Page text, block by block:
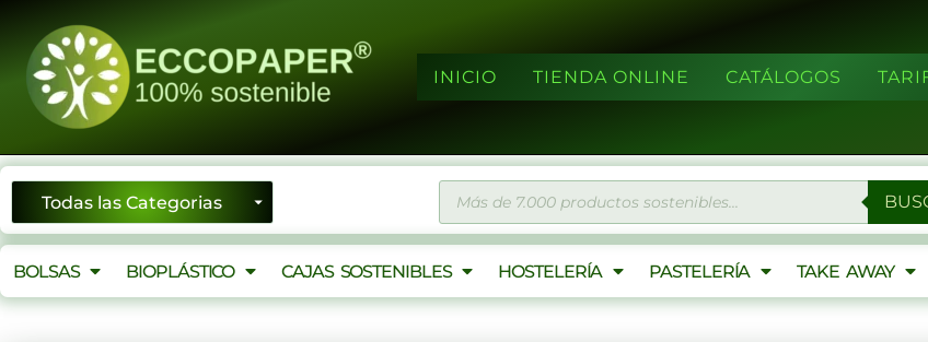
contenido
INICIO TIENDA ONLINE CATÁLOGOS
de
productos
BOLSAS BIOPLÁSTICO CAJAS SOSTENIBLES HOSTELERÍA PASTELERÍA TAKE AWAY